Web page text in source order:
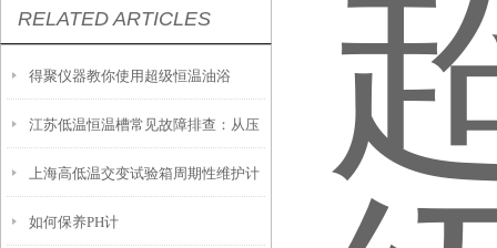
RELATED ARTICLES
得聚仪器教你使用超级恒温油浴
江苏低温恒温槽常见故障排查：从压
缩机不启动到温度漂移
上海高低温交变试验箱周期性维护计
划：日/月/季/年度保养项目一览
如何保养PH计